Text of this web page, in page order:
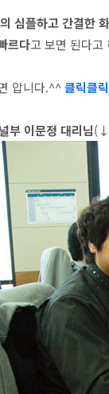
심플하고 간결한
르다고 보면 된다고
압니다.^^ 클릭클
부 이문정 대리님